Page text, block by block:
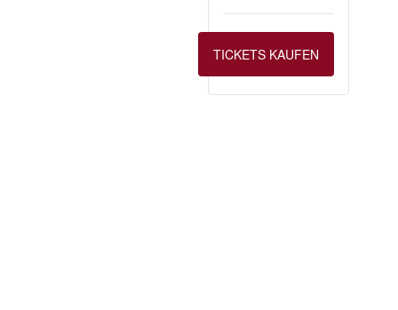
TICKETS KAUFEN